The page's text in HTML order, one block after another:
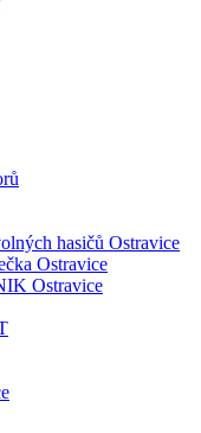
hasičů Ostravice
Ostravice
Ostravice